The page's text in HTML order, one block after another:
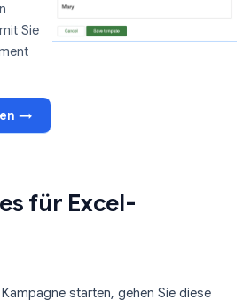
Sie
→
für Excel-
starten, gehen Sie diese